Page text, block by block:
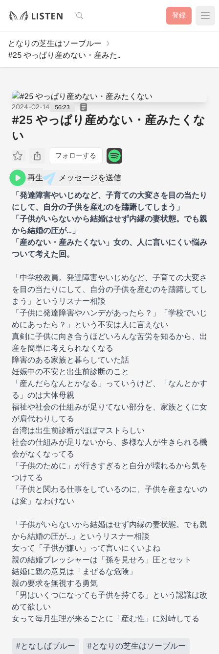
検索 登録
となりの芝生はソーブルー
#25 やっぱり産めない・産みた..
2024-02-14 56:23
#25 やっぱり産めない・産みたくな
い
フォローする
再生
メッセージを送信
「発達障害やいじめなど、子育ての大変さを目の当たり
にして、自分の子供を産むのを躊躇してしまう」
「子供がいらないから結婚はせず内縁の妻状態。でも親
から結婚の圧が…」
「産めない・産みたくない」女の、人に言いにくい悩み
ついて考えた回。
「中学校教員。発達障害やいじめなど、子育ての大変さ
を目の当たりにして、自分の子供を産むのを躊躇してし
まう」というリスナー相談
「子供に発達障害やハンデがあったら？」「学校でいじ
めにあったら？」という不安は人に言えない
真剣に子供に向き合うほどいろんな苦労を知るから、出
産を簡単に考えられなくなる
障害のある家族と暮らしていた話
妊娠中の不安と出生前診断のこと
「産んだらなんとかなる」っていうけど、「なんとかす
る」のは大体母親
福祉や社会の仕組みが足りてない部分を、家族とくに女
が肩代わりしてる
台湾は出生前診断がほぼマストらしい
社会の仕組みが足りないから、多様な人が生きられる機
会がなくなってる
「子供のために」が行きすぎると自分が壊れるから気を
つけてる
「子供と関わる仕事をしているのに、子供を産まないの
は変」なわけない
「子供がいらないから結婚はせず内縁の妻状態。でも親
から結婚の圧が…」というリスナー相談
女って「子供が嫌い」って言いにくいよね
親の結婚プレッシャーは「孫を見せろ」圧とセット
結婚に親の意見は「まぜるな危険」
親の要求を無視する勇気
「男はいくつになっても子供を持てる」という認識は改
めて欲しい
女って毎月生理が来るごとに「産む性」に対峙してる
#となしばブルー #となりの芝生はソーブルー